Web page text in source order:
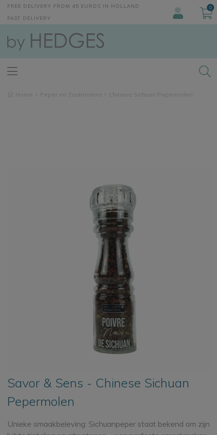
FREE DELIVERY FROM 45 EUROS IN HOLLAND
FAST DELIVERY
0
Home Peper en Zoutmolens Chinese Sichuan Pepermolen
Savor & Sens - Chinese Sichuan
Pepermolen
Unieke smaakbeleving: Sichuanpeper staat bekend om zijn